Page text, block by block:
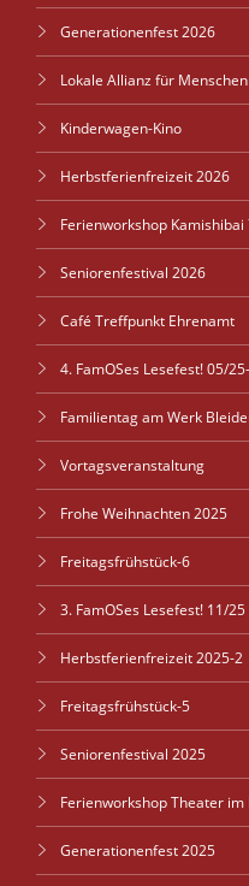
Generationenfest 2026
Lokale Allianz für
Kinderwagen-Kino
Herbstferienfreizeit 2026
Ferienworkshop Kamishibai
Seniorenfestival 2026
Café Treffpunkt Ehrenamt
4. FamOSes Lesefest! 05/
Familientag am Werk
Vortagsveranstaltung
Frohe Weihnachten 2025
Freitagsfrühstück-6
3. FamOSes Lesefest! 11/25
Herbstferienfreizeit 2025-2
Freitagsfrühstück-5
Seniorenfestival 2025
Ferienworkshop Theater
Generationenfest 2025